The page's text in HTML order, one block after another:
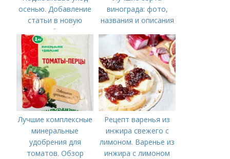
осенью. Добавление
статьи в новую
подборку
винограда: фото,
названия и описания
Лучшие комплексные
минеральные
удобрения для
томатов. Обзор
Рецепт варенья из
инжира свежего с
лимоном. Варенье из
инжира с лимоном